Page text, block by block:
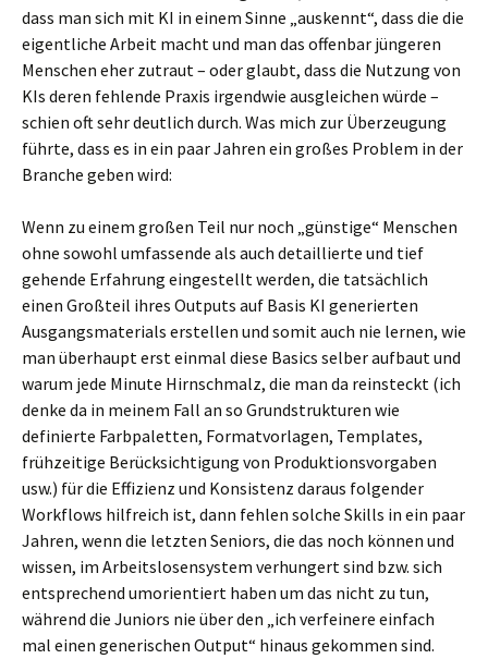
dass man sich mit KI in einem Sinne „auskennt“, dass die die
eigentliche Arbeit macht und man das offenbar jüngeren
Menschen eher zutraut – oder glaubt, dass die Nutzung von
KIs deren fehlende Praxis irgendwie ausgleichen würde –
schien oft sehr deutlich durch. Was mich zur Überzeugung
führte, dass es in ein paar Jahren ein großes Problem in der
Branche geben wird:
Wenn zu einem großen Teil nur noch „günstige“ Menschen
ohne sowohl umfassende als auch detaillierte und tief
gehende Erfahrung eingestellt werden, die tatsächlich
einen Großteil ihres Outputs auf Basis KI generierten
Ausgangsmaterials erstellen und somit auch nie lernen, wie
man überhaupt erst einmal diese Basics selber aufbaut und
warum jede Minute Hirnschmalz, die man da reinsteckt (ich
denke da in meinem Fall an so Grundstrukturen wie
definierte Farbpaletten, Formatvorlagen, Templates,
frühzeitige Berücksichtigung von Produktionsvorgaben
usw.) für die Effizienz und Konsistenz daraus folgender
Workflows hilfreich ist, dann fehlen solche Skills in ein paar
Jahren, wenn die letzten Seniors, die das noch können und
wissen, im Arbeitslosensystem verhungert sind bzw. sich
entsprechend umorientiert haben um das nicht zu tun,
während die Juniors nie über den „ich verfeinere einfach
mal einen generischen Output“ hinaus gekommen sind.